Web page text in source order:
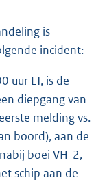
is
incident:
uur LT, is de
diepgang van
melding vs.
boord), aan de
boei VH-2,
schip aan de